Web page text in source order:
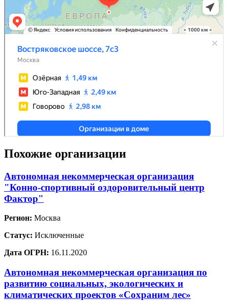
Похожие организации
Автономная некоммерческая организация
"Конно-спортивный оздоровительный центр
Фактор"
Регион: Москва
Статус: Исключенные
Дата ОГРН: 16.11.2020
Автономная некоммерческая организация по
развитию социальных, экологических и
климатических проектов «Сохраним лес»